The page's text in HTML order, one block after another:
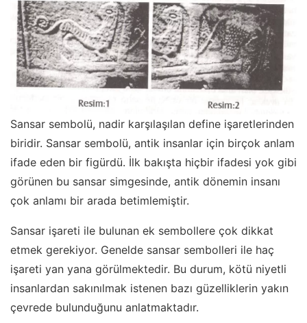
Sansar sembolü, nadir karşılaşılan define işaretlerinden
biridir. Sansar sembolü, antik insanlar için birçok anlam
ifade eden bir figürdü. İlk bakışta hiçbir ifadesi yok gibi
görünen bu sansar simgesinde, antik dönemin insanı
çok anlamı bir arada betimlemiştir.
Sansar işareti ile bulunan ek sembollere çok dikkat
etmek gerekiyor. Genelde sansar sembolleri ile haç
işareti yan yana görülmektedir. Bu durum, kötü niyetli
insanlardan sakınılmak istenen bazı güzelliklerin yakın
çevrede bulunduğunu anlatmaktadır.